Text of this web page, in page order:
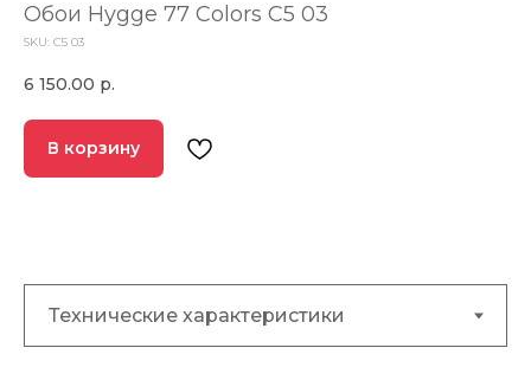
Обои Hygge 77 Colors C5 03
SKU: C5 03
6 150.00 р.
В корзину